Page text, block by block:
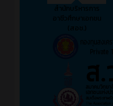
สำนักบริหารการ
อาชีวศึกษาเอกชน
(สอช.)